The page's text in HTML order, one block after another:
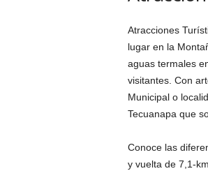
Atracciones
lugar en la
aguas termales
visitantes. Con
Municipal o
Tecuanapa que
Conoce las
y vuelta de 7,1-